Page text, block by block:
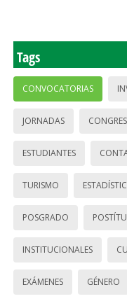
Tags
CONVOCATORIAS
JORNADAS
ESTUDIANTES
TURISMO
POSGRADO
INSTITUCIONALES
EXÁMENES GÉNERO